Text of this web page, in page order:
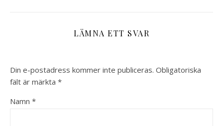
LÄMNA ETT SVAR
Din e-postadress kommer inte publiceras. Obligatoriska
fält är märkta *
Namn *